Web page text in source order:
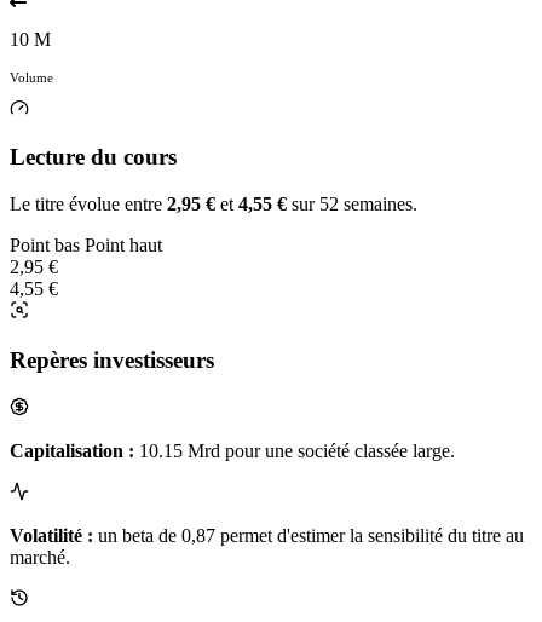
10 M
Volume
Lecture du cours
Le titre évolue entre 2,95 € et 4,55 € sur 52 semaines.
Point bas Point haut
2,95 €
4,55 €
Repères investisseurs
Capitalisation : 10.15 Mrd pour une société classée large.
Volatilité : un beta de 0,87 permet d'estimer la sensibilité du titre au
marché.